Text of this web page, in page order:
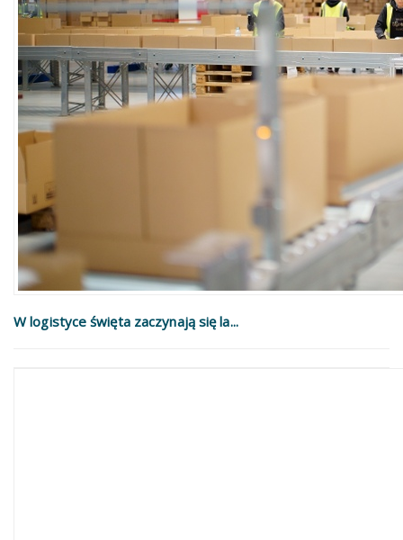
W logistyce święta zaczynają się la...